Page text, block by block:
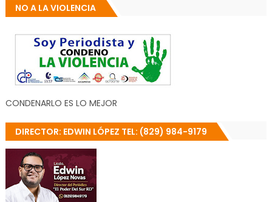
NO A LA VIOLENCIA
CONDENARLO ES LO MEJOR
DIRECTOR: EDWIN LÓPEZ TEL: (829) 984-9179